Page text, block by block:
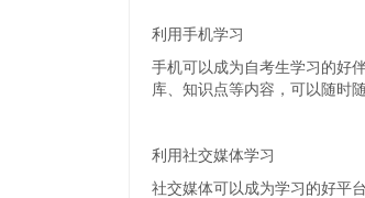
利用手机学习
手机可以成为自考生学习的好
库、知识点等内容，可以随时
利用社交媒体学习
社交媒体可以成为学习的好平